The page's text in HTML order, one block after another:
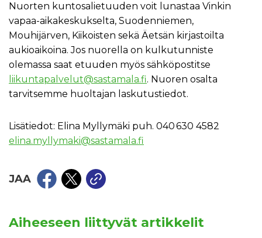
Nuorten kuntosalietuuden voit lunastaa Vinkin
vapaa-aikakeskukselta, Suodenniemen,
Mouhijärven, Kiikoisten sekä Äetsän kirjastoilta
aukioaikoina. Jos nuorella on kulkutunniste
olemassa saat etuuden myös sähköpostitse
liikuntapalvelut@sastamala.fi. Nuoren osalta
tarvitsemme huoltajan laskutustiedot.
Lisätiedot: Elina Myllymäki puh. 040 630 4582
elina.myllymaki@sastamala.fi
JAA
Aiheeseen liittyvät artikkelit